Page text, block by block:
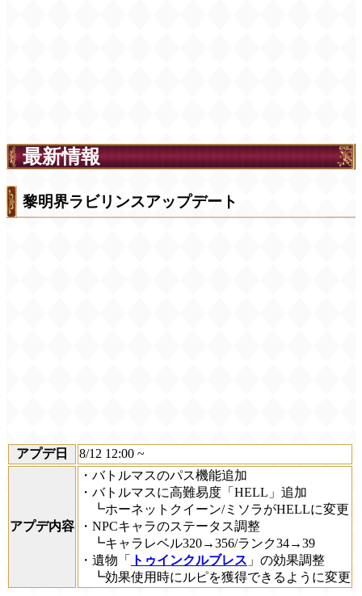
最新情報
黎明界ラビリンスアップデート
アプデ日 8/12 12:00 ~
アプデ内容
・バトルマスのパス機能追加
・バトルマスに高難易度「HELL」追加
┗ホーネットクイーン/ミソラがHELLに変更
・NPCキャラのステータス調整
┗キャラレベル320→356/ランク34→39
・遺物「
トゥインクルブレス 」の効果調整
┗効果使用時にルピを獲得できるように変更